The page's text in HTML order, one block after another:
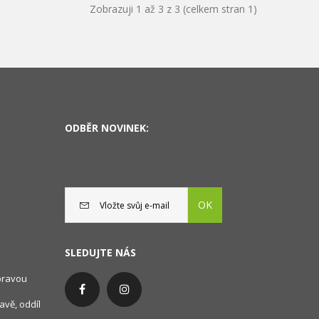
Zobrazuji 1 až 3 z 3 (celkem stran 1)
oddíl
ODBĚR NOVINEK:
OK
SLEDUJTE NÁS